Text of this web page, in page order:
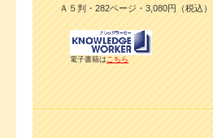
Ａ５判・282ページ・3,080円（税込）
電子書籍は こちら